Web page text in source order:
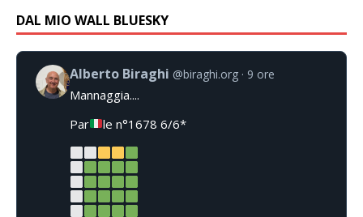
DAL MIO WALL BLUESKY
Alberto Biraghi @biraghi.org 9 ore
Mannaggia....
Par
le n°1678 6/6*